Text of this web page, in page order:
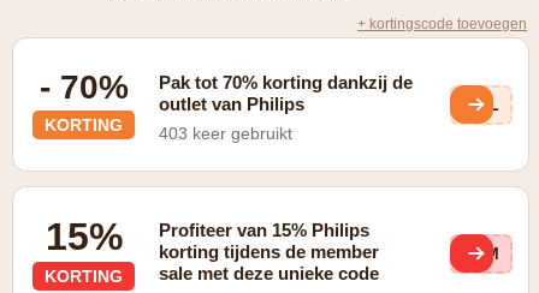
+ kortingscode toevoegen
- 70%
KORTING
Pak tot 70% korting dankzij de
outlet van Philips
403 keer gebruikt
m5L
15%
KORTING
Profiteer van 15% Philips
korting tijdens de member
sale met deze unieke code
26M